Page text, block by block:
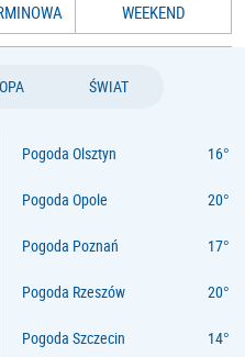
WEEKEND
ŚWIAT
Pogoda Olsztyn
Pogoda Opole
Pogoda Poznań
Pogoda Rzeszów
Pogoda Szczecin